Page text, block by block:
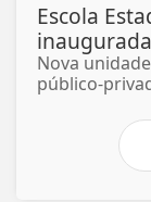
Escola
Nova
público-